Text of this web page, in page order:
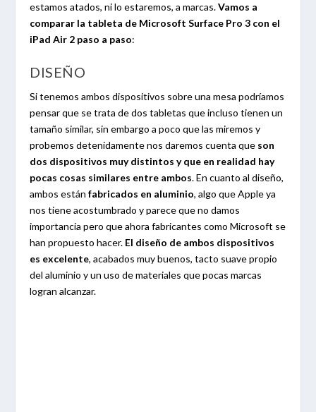
estamos atados, ni lo estaremos, a marcas.Vamos a
comparar la tableta de Microsoft Surface Pro 3 con el
iPad Air 2 paso a paso:
DISEÑO
Si tenemos ambos dispositivos sobre una mesa podríamos
pensar que se trata de dos tabletas que incluso tienen un
tamaño similar, sin embargo a poco que las miremos y
probemos detenidamente nos daremos cuenta que son
dos dispositivos muy distintos y que en realidad hay
pocas cosas similares entre ambos. En cuanto al diseño,
ambos estánfabricados en aluminio, algo que Apple ya
nos tiene acostumbrado y parece que no damos
importancia pero que ahora fabricantes como Microsoft se
han propuesto hacer. El diseño de ambos dispositivos
es excelente, acabados muy buenos, tacto suave propio
del aluminio y un uso de materiales que pocas marcas
logran alcanzar.